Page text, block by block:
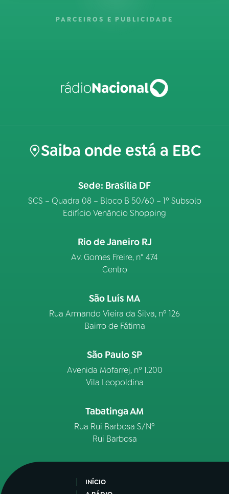
PARCEIROS E PUBLICIDADE
Saiba onde está a EBC
Sede: Brasília DF
SCS – Quadra 08 – Bloco B 50/60 – 1º Subsolo
Edifício Venâncio Shopping
Rio de Janeiro RJ
Av. Gomes Freire, n° 474
Centro
São Luís MA
Rua Armando Vieira da Silva, nº 126
Bairro de Fátima
São Paulo SP
Avenida Mofarrej, nº 1.200
Vila Leopoldina
Tabatinga AM
Rua Rui Barbosa S/Nº
Rui Barbosa
INÍCIO